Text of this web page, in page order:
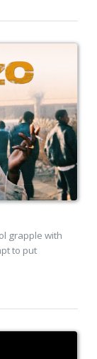
grapple with
to put